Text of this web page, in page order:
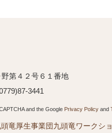
第４２号６１番地
3441
and the Google Privacy Policyand
竜厚生事業団九頭竜ワークシ